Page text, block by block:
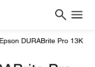
DURABrite Pro 13K